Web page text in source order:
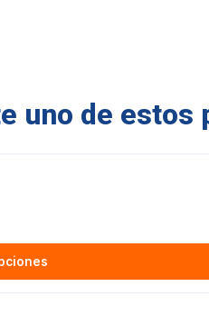
uno de estos